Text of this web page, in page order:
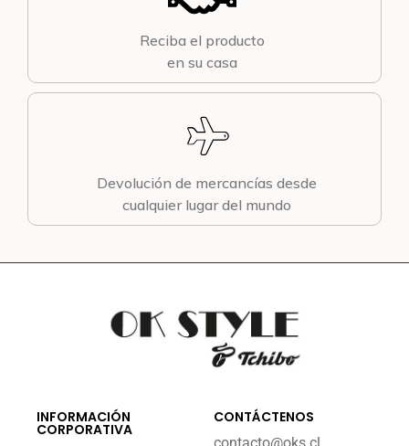
Reciba el producto
en su casa
Devolución de mercancías desde
cualquier lugar del mundo
INFORMACIÓN
CORPORATIVA
CONTÁCTENOS